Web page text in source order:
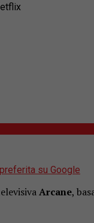
su Google
Arcane,